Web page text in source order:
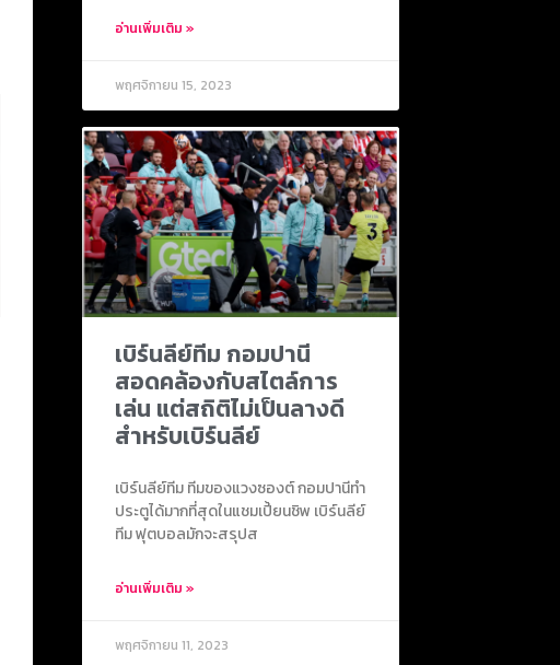
อ่านเพิ่มเติม »
พฤศจิกายน 15, 2023
เบิร์นลีย์ทีม กอมปานี
สอดคล้องกับสไตล์การ
เล่น แต่สถิติไม่เป็นลางดี
สำหรับเบิร์นลีย์
เบิร์นลีย์ทีม ทีมของแวงซองต์ กอมปานีทำ
ประตูได้มากที่สุดในแชมเปี้ยนชิพ เบิร์นลีย์
ทีม ฟุตบอลมักจะสรุปส
อ่านเพิ่มเติม »
พฤศจิกายน 11, 2023